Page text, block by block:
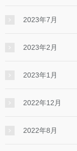
2023年7月
2023年2月
2023年1月
2022年12月
2022年8月